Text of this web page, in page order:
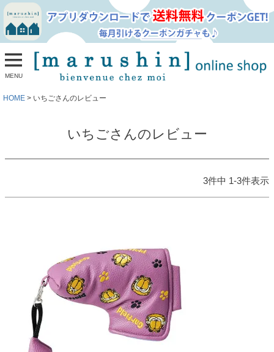
MENU
HOME いちごさんのレビュー
いちごさんのレビュー
3件中 1-3件表示